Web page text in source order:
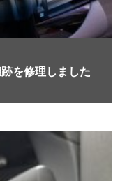
を修理しました